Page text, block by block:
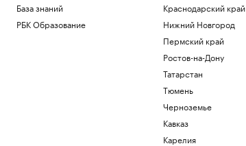
База знаний
РБК Образование
Краснодарский край
Нижний Новгород
Пермский край
Ростов-на-Дону
Татарстан
Тюмень
Черноземье
Кавказ
Карелия